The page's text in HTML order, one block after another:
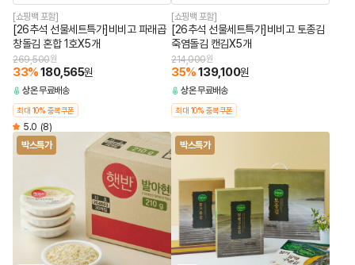
[쇼핑백 포함]
[26추석 선물세트특가]비비고 파래곱
창돌김 혼합 1호X5개
269,500원
33%180,565원
상온무료배송
최대 10% 중복쿠폰
5.0 (8)
[쇼핑백 포함]
[26추석 선물세트특가]비비고 토종김
죽염돌김 캔김X5개
214,000원
35%139,100원
상온무료배송
최대 10% 중복쿠폰
박스특가 박스특가